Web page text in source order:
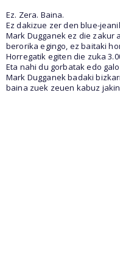
Ez. Zera. Baina.
Ez dakizue zer den blue-
Mark Dugganek ez die zakur
berorika egingo, ez baitaki
Horregatik egiten die zuka
Eta nahi du gorbatak edo
Mark Dugganek badaki
baina zuek zeuen kabuz